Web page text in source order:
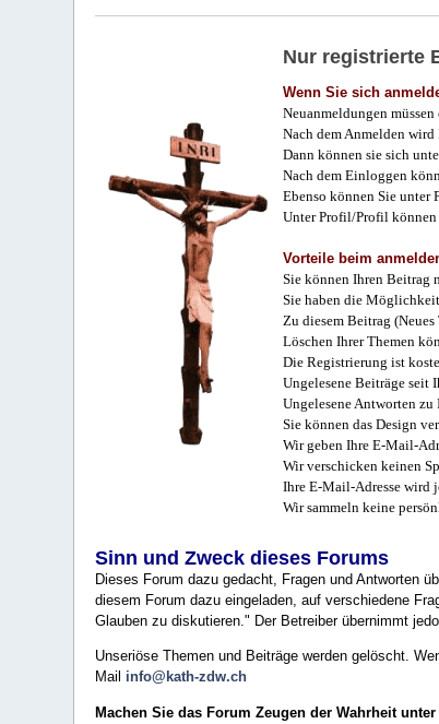
Nur registrierte
Wenn Sie sich
Neuanmeldungen
Nach dem Anmelden wird
Dann können sie sich
Nach dem Einloggen
Ebenso können Sie unter
Unter Profil/Profil können
Vorteile beim
Sie können Ihren Beitrag
Sie haben die Möglichkeit
Zu diesem Beitrag
Löschen Ihrer Themen
Die Registrierung ist
Ungelesene Beiträge seit
Ungelesene Antworten zu
Sie können das Design
Wir geben Ihre E-Mail-
Wir verschicken keinen
Ihre E-Mail-Adresse wird
Wir sammeln keine
Sinn und Zweck dieses Forums
Dieses Forum dazu gedacht, Fragen und Antworten
diesem Forum dazu eingeladen, auf verschiedene
Glauben zu diskutieren." Der Betreiber übernimmt
Unseriöse Themen und Beiträge werden gelöscht.
Mail info@kath-zdw.ch
Machen Sie das Forum Zeugen der Wahrheit